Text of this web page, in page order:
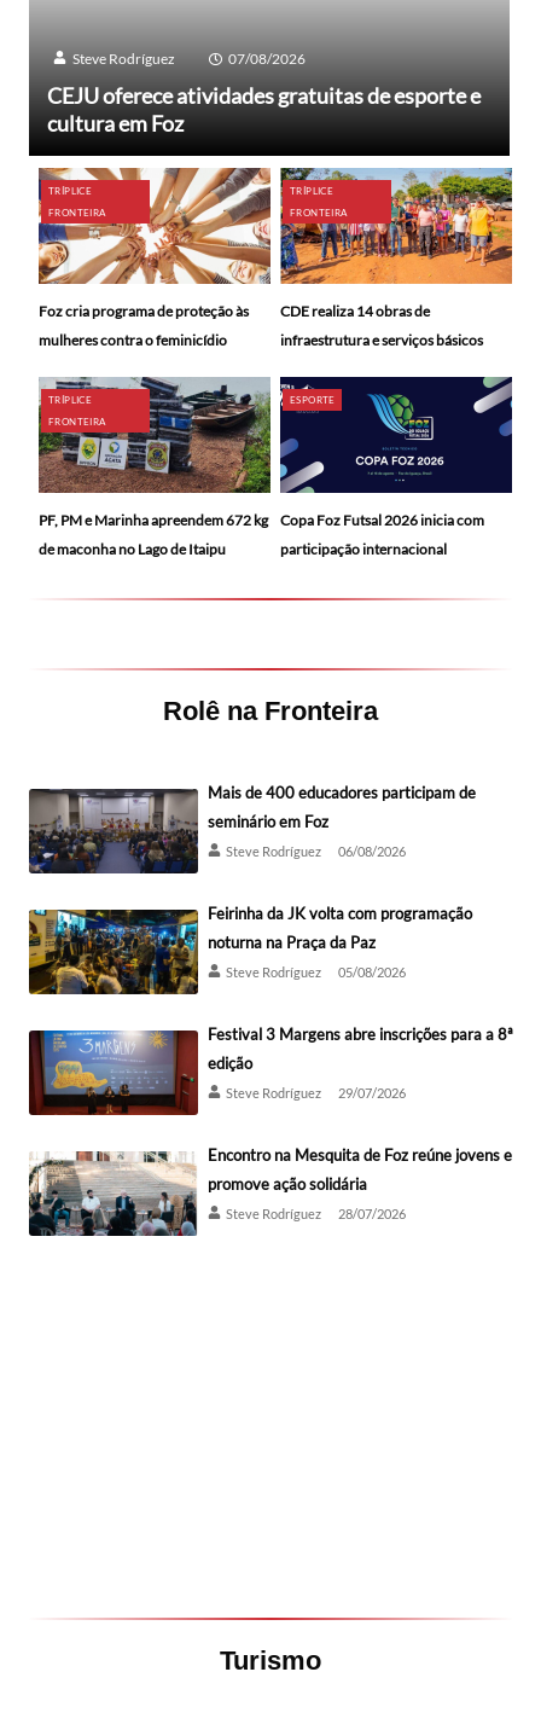
Steve Rodríguez 07/08/2026
CEJU oferece atividades gratuitas de esporte e
cultura em Foz
TRÍPLICE
FRONTEIRA
Foz cria programa de proteção às
mulheres contra o feminicídio
TRÍPLICE
FRONTEIRA
CDE realiza 14 obras de
infraestrutura e serviços básicos
TRÍPLICE
FRONTEIRA
PF, PM e Marinha apreendem 672 kg
de maconha no Lago de Itaipu
ESPORTE
Copa Foz Futsal 2026 inicia com
participação internacional
Rolê na Fronteira
Mais de 400 educadores participam de
seminário em Foz
Steve Rodríguez 06/08/2026
Feirinha da JK volta com programação
noturna na Praça da Paz
Steve Rodríguez 05/08/2026
Festival 3 Margens abre inscrições para a 8ª
edição
Steve Rodríguez 29/07/2026
Encontro na Mesquita de Foz reúne jovens e
promove ação solidária
Steve Rodríguez 28/07/2026
Turismo